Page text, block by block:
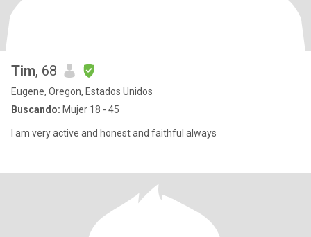
Tim, 68
Eugene, Oregon, Estados Unidos
Buscando: Mujer 18 - 45
I am very active and honest and faithful always